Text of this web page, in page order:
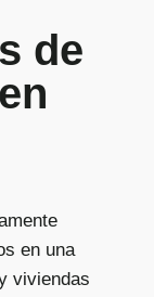
de
en una
viviendas